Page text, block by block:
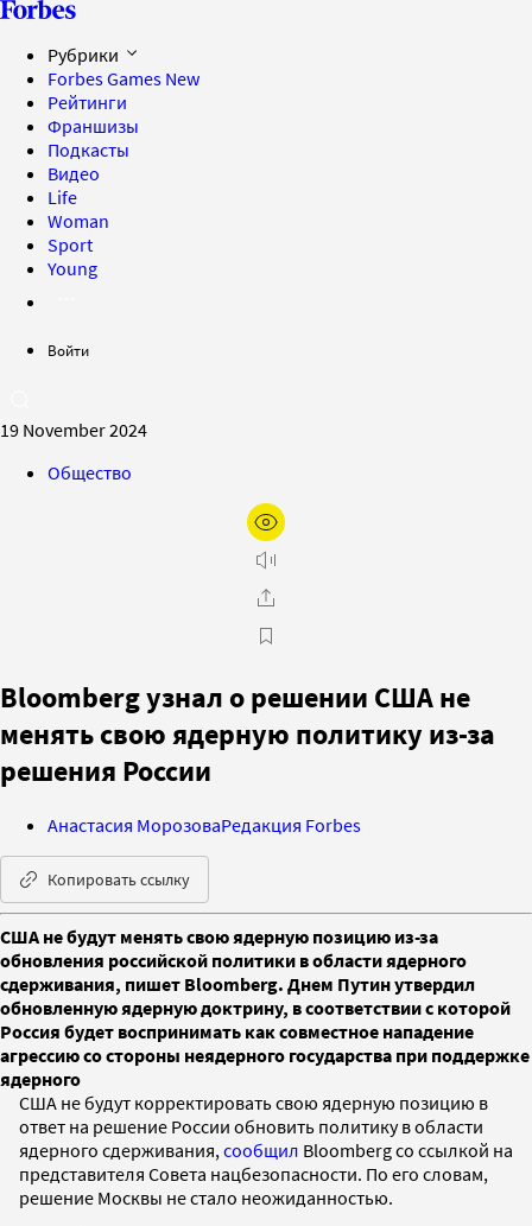
Рубрики
Forbes Games New
Рейтинги
Франшизы
Подкасты
Видео
Life
Woman
Sport
Young
Войти
19 November 2024
Общество
Bloomberg узнал о решении США не
менять свою ядерную политику из-за
решения России
Анастасия МорозоваРедакция Forbes
Копировать ссылку
США не будут менять свою ядерную позицию из-за
обновления российской политики в области ядерного
сдерживания, пишет Bloomberg. Днем Путин утвердил
обновленную ядерную доктрину, в соответствии с которой
Россия будет воспринимать как совместное нападение
агрессию со стороны неядерного государства при поддержке
ядерного
США не будут корректировать свою ядерную позицию в
ответ на решение России обновить политику в области
ядерного сдерживания, сообщил Bloomberg со ссылкой на
представителя Совета нацбезопасности. По его словам,
решение Москвы не стало неожиданностью.